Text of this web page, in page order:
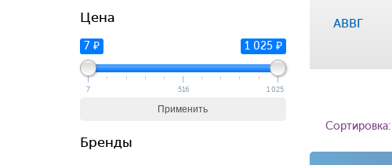
Цена
7 ₽ 1 025 ₽
7 516 1 025
Применить
Бренды
АВВГ
Сортировка: